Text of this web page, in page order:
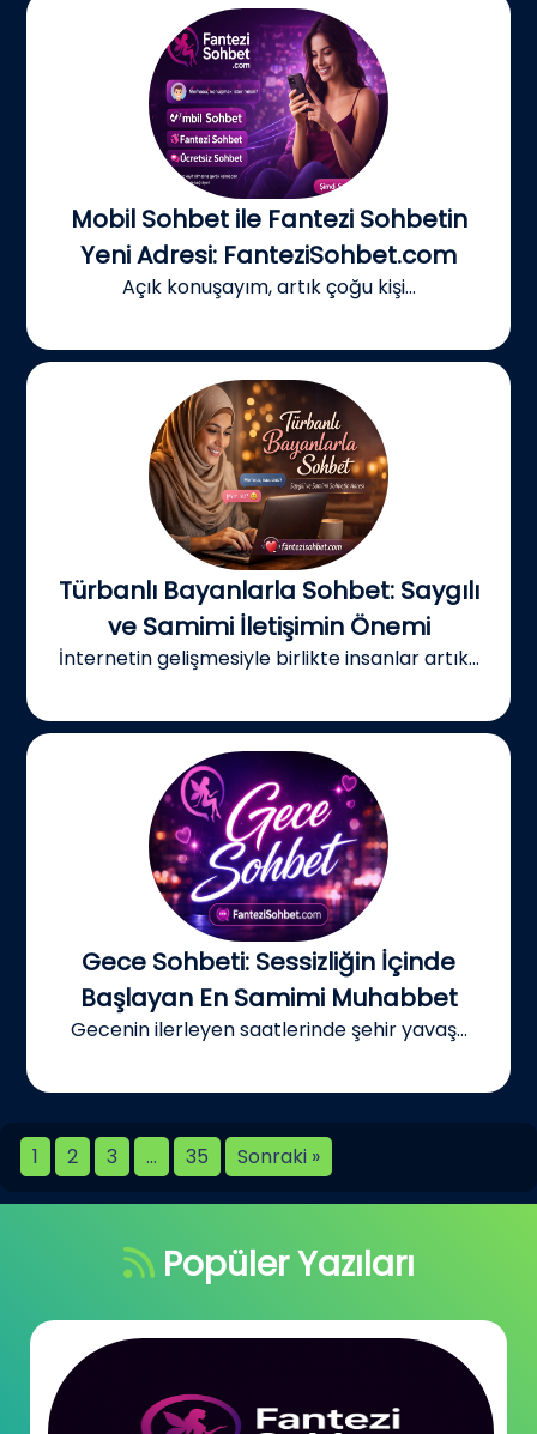
Mobil Sohbet ile Fantezi Sohbetin
Yeni Adresi: FanteziSohbet.com
Açık konuşayım, artık çoğu kişi...
Türbanlı Bayanlarla Sohbet: Saygılı
ve Samimi İletişimin Önemi
İnternetin gelişmesiyle birlikte insanlar artık...
Gece Sohbeti: Sessizliğin İçinde
Başlayan En Samimi Muhabbet
Gecenin ilerleyen saatlerinde şehir yavaş...
1 2 3 … 35 Sonraki »
Popüler Yazıları